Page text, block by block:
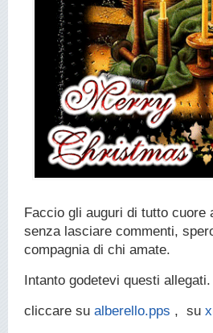
Faccio gli auguri di tutto cuore
senza lasciare commenti,
compagnia di chi amate.
Intanto godetevi questi allegati.
cliccare su alberello.pps , su